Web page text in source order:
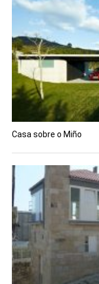
Casa sobre o Miño